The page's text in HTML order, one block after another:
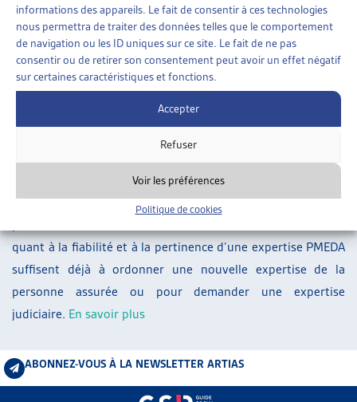
informations des appareils. Le fait de consentir à ces technologies
nous permettra de traiter des données telles que le comportement
de navigation ou les ID uniques sur ce site. Le fait de ne pas
consentir ou de retirer son consentement peut avoir un effet négatif
sur certaines caractéristiques et fonctions.
Accepter
Refuser
Voir les préférences
Politique de cookies
GUIDE SOCIAL ROMAND
AUTRES
ARTIAS
L’ASSOCIATION
À la suite de la suspension de l’attribution des mandats
exigences strictes concernant l’appréciation de la valeur
probante des expertises PMEDA déjà ordonnées dans les
quant à la fiabilité et à la pertinence d’une expertise PMEDA
suffisent déjà à ordonner une nouvelle expertise de la
personne assurée ou pour demander une expertise
judiciaire. En savoir plus
PARTAGER
ABONNEZ-VOUS À LA NEWSLETTER ARTIAS